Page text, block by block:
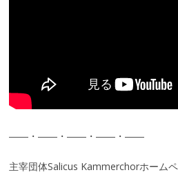
――・――・――・――・――
主宰団体Salicus Kammerchorホーム